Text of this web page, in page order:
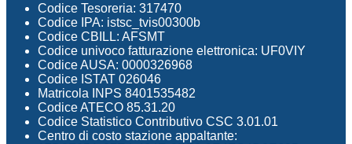
Codice Tesoreria: 317470
Codice IPA: istsc_tvis00300b
Codice CBILL: AFSMT
Codice univoco fatturazione elettronica: UF0VIY
Codice AUSA: 0000326968
Codice ISTAT 026046
Matricola INPS 8401535482
Codice ATECO 85.31.20
Codice Statistico Contributivo CSC 3.01.01
Centro di costo stazione appaltante: